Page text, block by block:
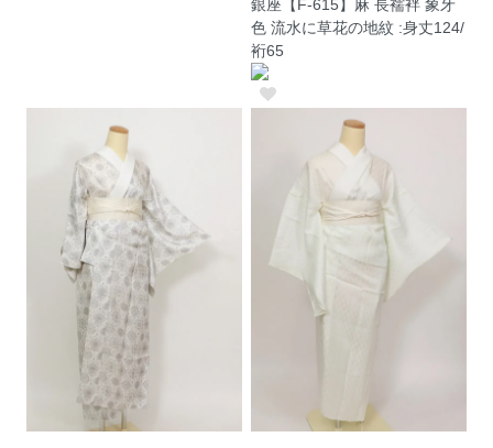
銀座【F-615】麻 長襦袢 象牙
色 流水に草花の地紋 :身丈124/
裄65